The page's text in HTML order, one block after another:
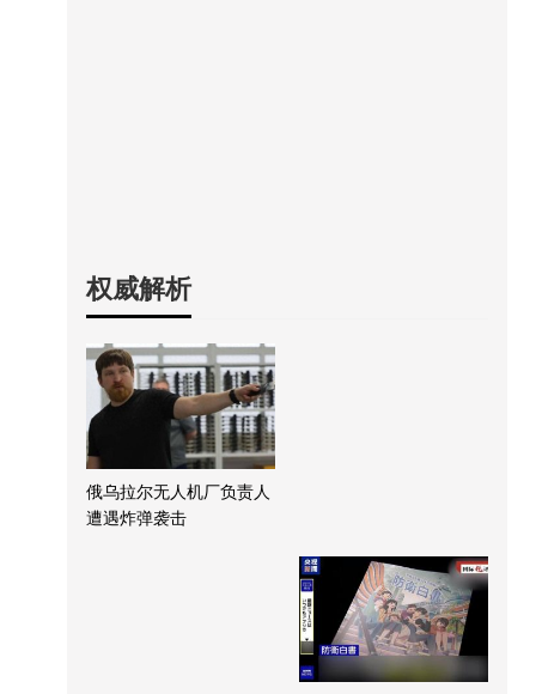
权威解析
俄乌拉尔无人机厂负责人
遭遇炸弹袭击